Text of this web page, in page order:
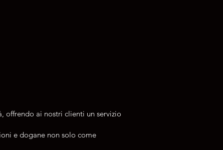
offrendo ai nostri clienti un servizio
e dogane non solo come